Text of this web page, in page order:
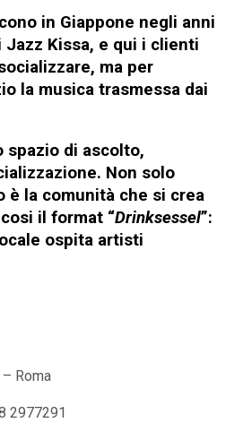
in Giappone negli anni
Jazz Kissa, e qui i clienti
ma per
la musica trasmessa dai
spazio di ascolto,
. Non solo
è la comunità che si crea
il format “Drinksessel”:
ospita artisti
Roma
2977291